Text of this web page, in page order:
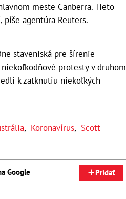
meste Canberra. Tieto
agentúra Reuters.
staveniská pre šírenie
protesty v druhom
k zatknutiu niekoľkých
, Koronavírus, Scott
Google Pridať